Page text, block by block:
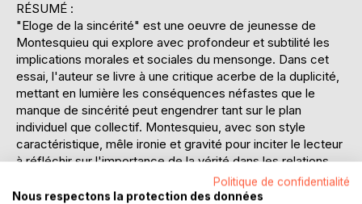
RÉSUMÉ :
"Eloge de la sincérité" est une oeuvre de jeunesse de
Montesquieu qui explore avec profondeur et subtilité les
implications morales et sociales du mensonge. Dans cet
essai, l'auteur se livre à une critique acerbe de la duplicité,
mettant en lumière les conséquences néfastes que le
manque de sincérité peut engendrer tant sur le plan
individuel que collectif. Montesquieu, avec son style
caractéristique, mêle ironie et gravité pour inciter le lecteur
à réfléchir sur l'importance de la vérité dans les relations
humaines. À travers une série d'arguments bien construits,
il démontre comment le mensonge peut miner la
Politique de confidentialité
Nous respectons la protection des données